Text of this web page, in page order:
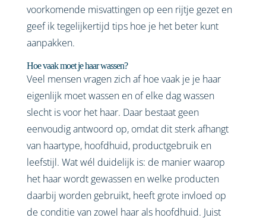
voorkomende misvattingen op een rijtje gezet en
geef ik tegelijkertijd tips hoe je het beter kunt
aanpakken.
Hoe vaak moet je haar wassen?
Veel mensen vragen zich af hoe vaak je je haar
eigenlijk moet wassen en of elke dag wassen
slecht is voor het haar. Daar bestaat geen
eenvoudig antwoord op, omdat dit sterk afhangt
van haartype, hoofdhuid, productgebruik en
leefstijl. Wat wél duidelijk is: de manier waarop
het haar wordt gewassen en welke producten
daarbij worden gebruikt, heeft grote invloed op
de conditie van zowel haar als hoofdhuid. Juist